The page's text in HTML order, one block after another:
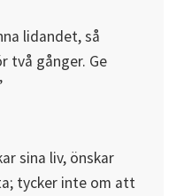
lidandet, så
två gånger. Ge
sina liv, önskar
tycker inte om att